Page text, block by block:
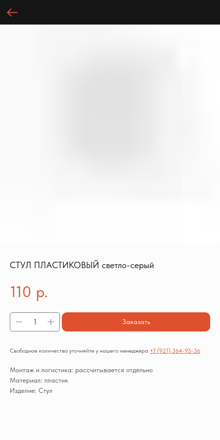
СТУЛ ПЛАСТИКОВЫЙ светло-серый
110 р.
Заказать
Свободное количество уточняйте у нашего менеджера +7 (921) 364-93-36
Монтаж и логистика: рассчитывается отдельно
Материал: пластик
Изделие: Стул